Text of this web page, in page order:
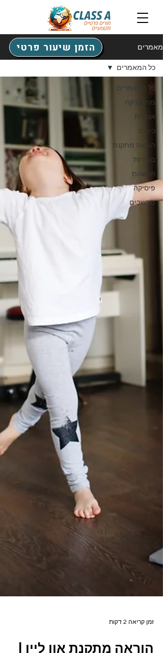
מאמרים
כל המאמרים
מתמטיקה
אנגלית
כימיה
הוראה מתקנת
בגרויות
חדשנות
פיסיקה
מחשבים
כל המאמרים
הזמן שיעור פרטי